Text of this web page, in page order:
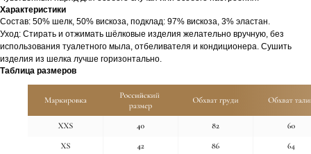
Характеристики
Cостав: 50% шелк, 50% вискоза, подклад: 97% вискоза, 3% эластан.
Уход: Стирать и отжимать шёлковые изделия желательно вручную, без
использования туалетного мыла, отбеливателя и кондиционера. Сушить
изделия из шелка лучше горизонтально.
Таблица размеров